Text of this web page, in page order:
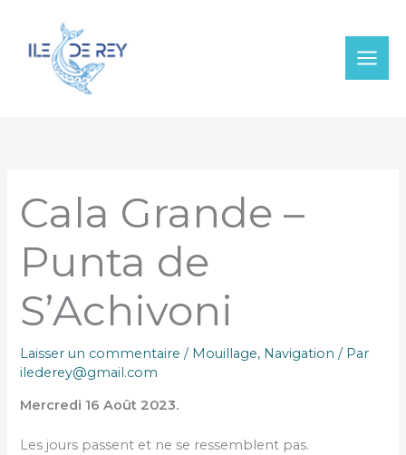
contenu
Cala Grande –
Punta de
S’Achivoni
Laisser un commentaire / Mouillage, Navigation / Par
ilederey@gmail.com
Mercredi 16 Août 2023.
Les jours passent et ne se ressemblent pas.